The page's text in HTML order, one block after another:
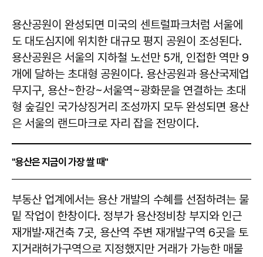
용산공원이 완성되면 미국의 센트럴파크처럼 서울에
도 대도심지에 위치한 대규모 평지 공원이 조성된다.
용산공원은 서울의 지하철 노선만 5개, 인접한 역만 9
개에 달하는 초대형 공원이다. 용산공원과 용산국제업
무지구, 용산~한강~서울역~광화문을 연결하는 초대
형 숲길인 국가상징거리 조성까지 모두 완성되면 용산
은 서울의 랜드마크로 자리 잡을 전망이다.
"용산은 지금이 가장 쌀 때"
부동산 업계에서는 용산 개발의 수혜를 선점하려는 물
밑 작업이 한창이다. 정부가 용산정비창 부지와 인근
재개발·재건축 7곳, 용산역 주변 재개발구역 6곳을 토
지거래허가구역으로 지정했지만 거래가 가능한 매물